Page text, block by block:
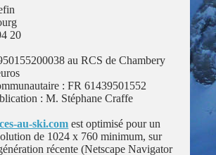
20
au RCS de Chambery
: FR 61439501552
: M. Stéphane Craffe
au-ski.com est optimisé pour un
de 1024 x 760 minimum, sur
récente (Netscape Navigator